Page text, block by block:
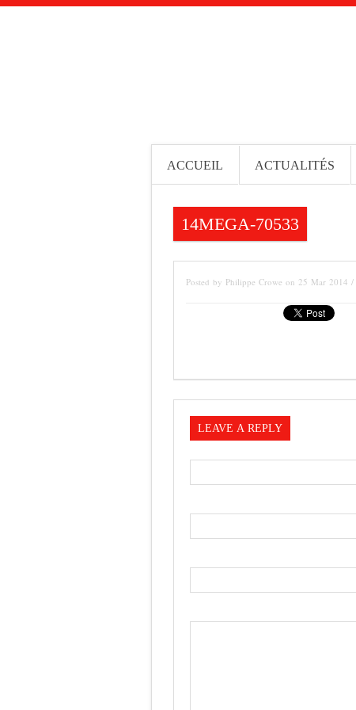
ACCUEIL ACTUALITÉS
14MEGA-70533
Posted by Philippe Crowe on 25 Mar 2014 /
LEAVE A REPLY